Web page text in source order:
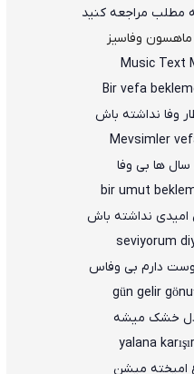
مطلب مراجعه کنید
وفاسیز
Music Text
Bir vefa
وفا نداشته باش
Mevsimler
ها بی وفا
bir umut
نداشته باش
seviyorum
دارم بی وفاس
gün gelir
دل خشک میشه
yalana
امیخته میشن